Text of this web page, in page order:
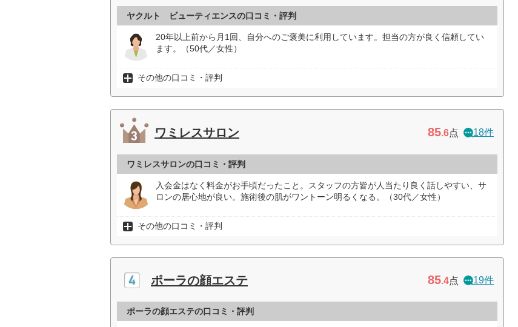
ヤクルト ビューティエンスの口コミ・評判
20年以上前から月1回、自分へのご褒美に利用しています。担当の方が良く信頼してい
ます。（50代／女性）
その他の口コミ・評判
ワミレスサロン 85.6点 18件
ワミレスサロンの口コミ・評判
入会金はなく料金がお手頃だったこと。スタッフの方皆が人当たり良く話しやすい、サ
ロンの居心地が良い。施術後の肌がワントーン明るくなる。（30代／女性）
その他の口コミ・評判
ポーラの顔エステ 85.4点 19件
ポーラの顔エステの口コミ・評判